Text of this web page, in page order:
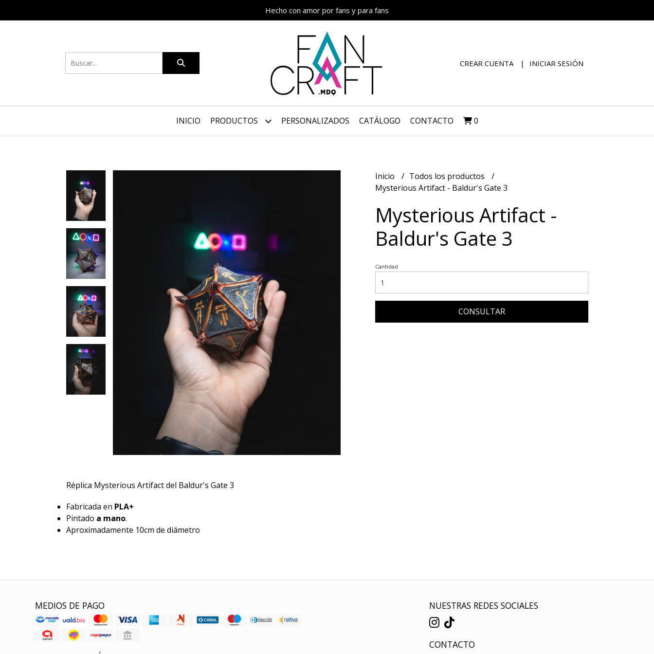
Hecho con amor por fans y para fans
CREAR CUENTA INICIAR SESIÓN
INICIO PRODUCTOS PERSONALIZADOS CATÁLOGO CONTACTO 0
Réplica Mysterious Artifact del Baldur's Gate 3
Fabricada en PLA+
Pintado a mano.
Aproximadamente 10cm de diámetro
Inicio
Todos los productos
Mysterious Artifact - Baldur's Gate 3
Mysterious Artifact -
Baldur's Gate 3
Cantidad
CONSULTAR
MEDIOS DE PAGO NUESTRAS REDES SOCIALES
CONTACTO